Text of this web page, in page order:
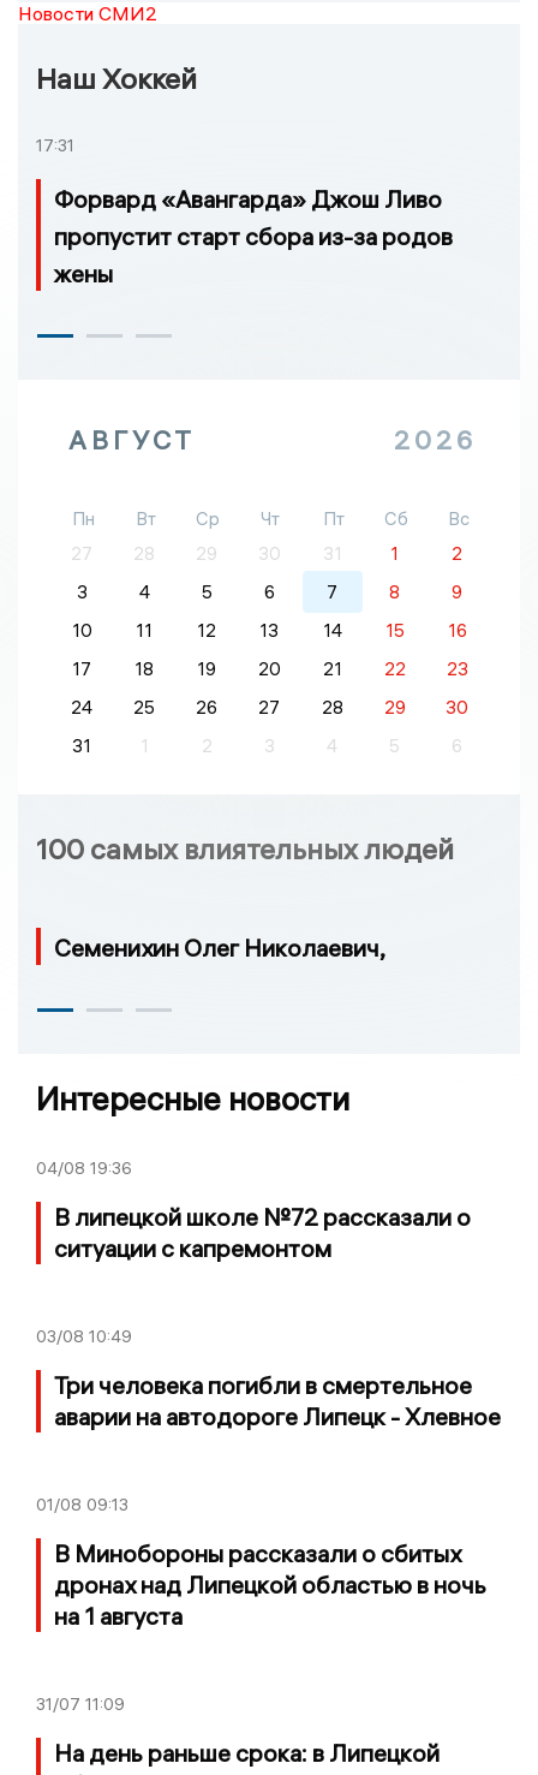
Новости СМИ2
Наш Хоккей
17:31
Форвард «Авангарда» Джош Ливо
пропустит старт сбора из-за родов
жены
АВГУСТ 2026
Пн Вт Ср Чт Пт Сб
Вс
27
28 29 30 31 1
2
3
4 5 6 7 8
9
10
11 12 13 14 15
16
17
18 19 20 21 22
23
24
25 26 27 28 29
30
31
1 2 3 4 5 6
100 самых влиятельных людей
Семенихин Олег Николаевич,
Интересные новости
04/08 19:36
В липецкой школе №72 рассказали о
ситуации с капремонтом
03/08 10:49
Три человека погибли в смертельное
аварии на автодороге Липецк - Хлевное
01/08 09:13
В Минобороны рассказали о сбитых
дронах над Липецкой областью в ночь
на 1 августа
31/07 11:09
На день раньше срока: в Липецкой